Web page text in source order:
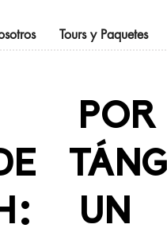
Tours y Paquetes
UN